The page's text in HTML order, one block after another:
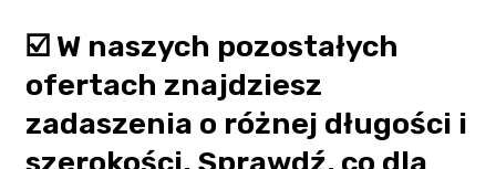
☑️ W naszych pozostałych
ofertach znajdziesz
zadaszenia o różnej długości i